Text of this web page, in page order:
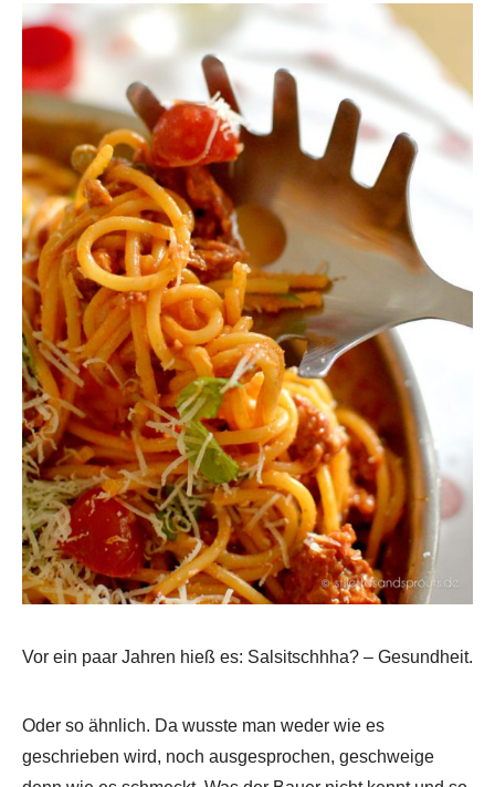
Vor ein paar Jahren hieß es: Salsitschhha? – Gesundheit.
Oder so ähnlich. Da wusste man weder wie es
geschrieben wird, noch ausgesprochen, geschweige